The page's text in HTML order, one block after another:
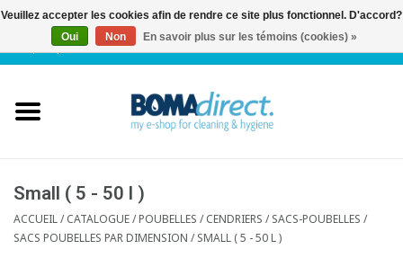
FR| 0 Articles
Service client
Blog
Small ( 5 - 50 l )
ACCUEIL/CATALOGUE/POUBELLES / CENDRIERS / SACS-POUBELLES /
SACS POUBELLES PAR DIMENSION /SMALL ( 5 - 50 L )
Veuillez accepter les cookies afin de rendre ce site plus fonctionnel. D'accord?
Oui
Non En savoir plus sur les témoins (cookies) »